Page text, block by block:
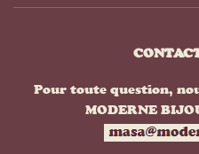
Pour toute question,
MODERNE